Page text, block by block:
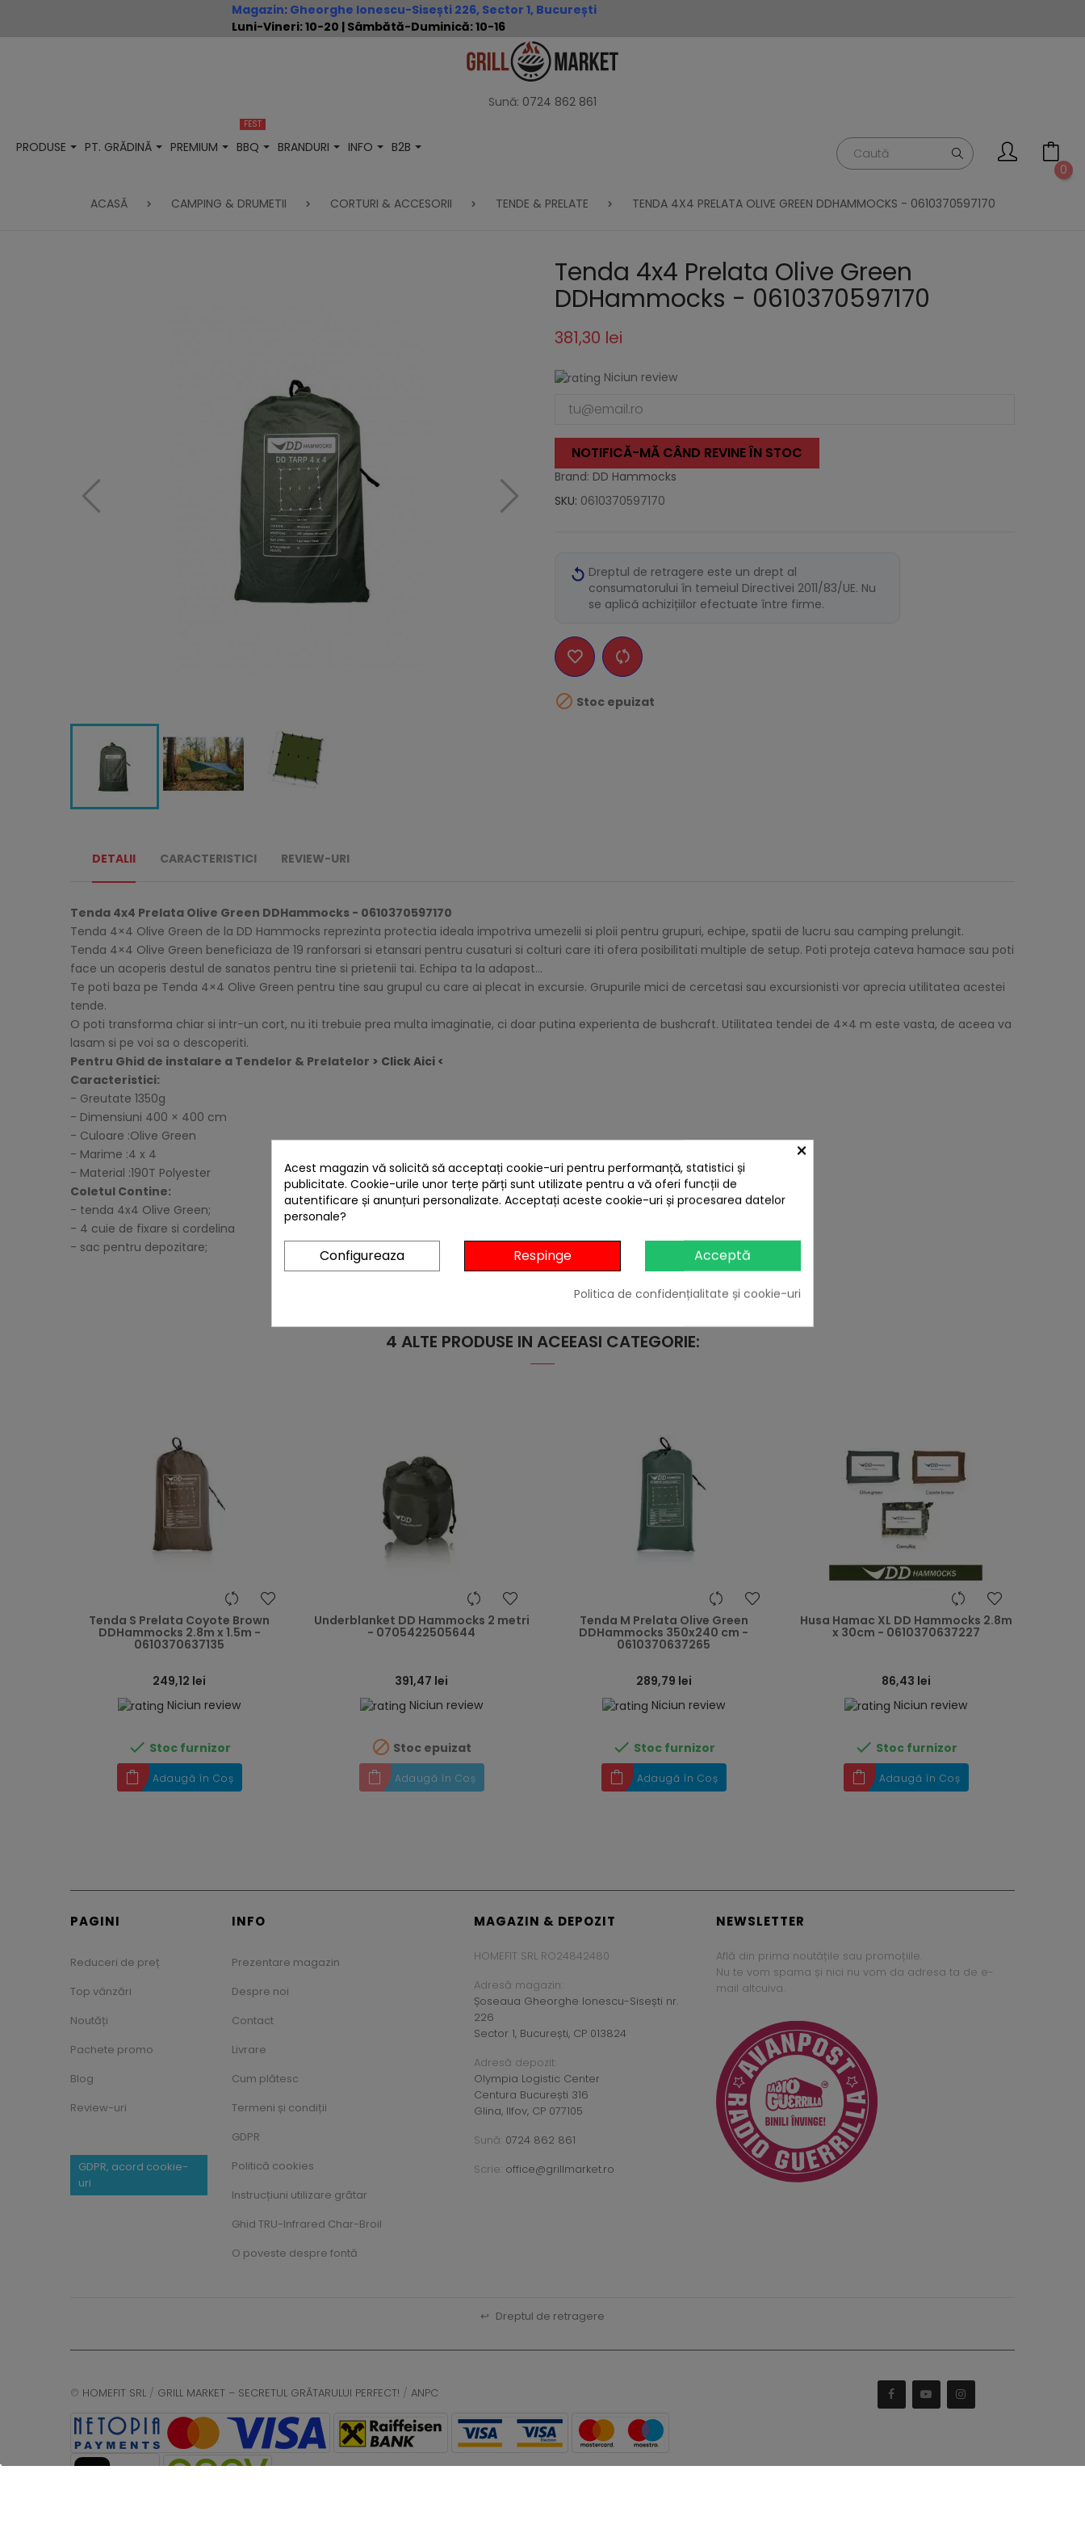
Magazin: Gheorghe Ionescu-Sisești 226, Sector 1, București
Luni-Vineri: 10-20 | Sâmbătă-Duminică: 10-16
Sună: 0724 862 861
PRODUSE PT. GRĂDINĂ PREMIUM BBQ
FEST
BRANDURI INFO
B2B
0
ACASĂ CAMPING & DRUMETII CORTURI & ACCESORII TENDE & PRELATE TENDA 4X4 PRELATA OLIVE GREEN DDHAMMOCKS - 0610370597170
Tenda 4x4 Prelata Olive Green
DDHammocks - 0610370597170
381,30 lei
Niciun review
NOTIFICĂ-MĂ CÂND REVINE ÎN STOC
Brand: DD Hammocks
SKU: 0610370597170
Dreptul de retragere este un drept al
consumatorului în temeiul Directivei 2011/83/UE. Nu
se aplică achizițiilor efectuate între firme.
 Stoc epuizat
DETALII CARACTERISTICI REVIEW-URI
Tenda 4x4 Prelata Olive Green DDHammocks - 0610370597170
Tenda 4×4 Olive Green de la DD Hammocks reprezinta protectia ideala impotriva umezelii si ploii pentru grupuri, echipe, spatii de lucru sau camping prelungit.
Tenda 4×4 Olive Green beneficiaza de 19 ranforsari si etansari pentru cusaturi si colturi care iti ofera posibilitati multiple de setup. Poti proteja cateva hamace sau poti
face un acoperis destul de sanatos pentru tine si prietenii tai. Echipa ta la adapost…
Te poti baza pe Tenda 4×4 Olive Green pentru tine sau grupul cu care ai plecat in excursie. Grupurile mici de cercetasi sau excursionisti vor aprecia utilitatea acestei
tende.
O poti transforma chiar si intr-un cort, nu iti trebuie prea multa imaginatie, ci doar putina experienta de bushcraft. Utilitatea tendei de 4×4 m este vasta, de aceea va
lasam si pe voi sa o descoperiti.
Pentru Ghid de instalare a Tendelor & Prelatelor > Click Aici <
Caracteristici:
- Greutate 1350g
- Dimensiuni 400 × 400 cm
- Culoare :Olive Green
- Marime :4 x 4
- Material :190T Polyester
Coletul Contine:
- tenda 4x4 Olive Green;
- 4 cuie de fixare si cordelina
- sac pentru depozitare;
4 ALTE PRODUSE IN ACEEASI CATEGORIE:
heart
Tenda S Prelata Coyote Brown
DDHammocks 2.8m x 1.5m -
0610370637135
249,12 lei
Niciun review
 Stoc furnizor
Adaugă în Coș
heart
Underblanket DD Hammocks 2 metri
- 0705422505644
391,47 lei
Niciun review
 Stoc epuizat
Adaugă în Coș
heart
Tenda M Prelata Olive Green
DDHammocks 350x240 cm -
0610370637265
289,79 lei
Niciun review
 Stoc furnizor
Adaugă în Coș
heart
Husa Hamac XL DD Hammocks 2.8m
x 30cm - 0610370637227
86,43 lei
Niciun review
 Stoc furnizor
Adaugă în Coș
PAGINI
Reduceri de preț
Top vânzări
Noutăți
Pachete promo
Blog
Review-uri
GDPR, acord cookie-
uri
INFO
Prezentare magazin
Despre noi
Contact
Livrare
Cum plătesc
Termeni și condiții
GDPR
Politică cookies
Instrucțiuni utilizare grătar
Ghid TRU-Infrared Char-Broil
O poveste despre fontă
MAGAZIN & DEPOZIT
HOMEFIT SRL RO24842480
Adresă magazin:
Șoseaua Gheorghe Ionescu-Sisești nr.
226
Sector 1, București, CP 013824
Adresă depozit:
Olympia Logistic Center
Centura București 316
Glina, Ilfov, CP 077105
Sună: 0724 862 861
Scrie: office@grillmarket.ro
NEWSLETTER
Află din prima noutățile sau promoțiile.
Nu te vom spama și nici nu vom da adresa ta de e-
mail altcuiva.
↩ Dreptul de retragere
© HOMEFIT SRL / GRILL MARKET – SECRETUL GRĂTARULUI PERFECT! / ANPC
×
Acest magazin vă solicită să acceptați cookie-uri pentru performanță, statistici și
publicitate. Cookie-urile unor terțe părți sunt utilizate pentru a vă oferi funcții de
autentificare și anunțuri personalizate. Acceptați aceste cookie-uri și procesarea datelor
personale?
Configureaza Respinge Acceptă
Politica de confidențialitate și cookie-uri